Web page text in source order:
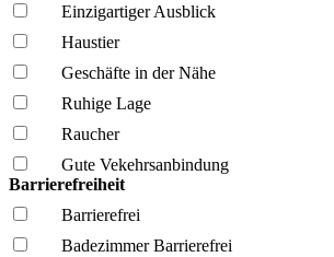
Einzigartiger Ausblick
Haustier
Geschäfte in der Nähe
Ruhige Lage
Raucher
Gute Vekehrsanbindung
Barrierefreiheit
Barrierefrei
Badezimmer Barrierefrei